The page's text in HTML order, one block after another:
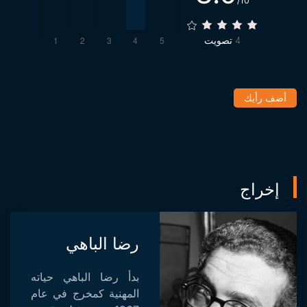
تصويت
أضف رأيك
إخراج
رضا الباهي
بدأ رضا الباهي حياته
المهنية كمخرج في عام